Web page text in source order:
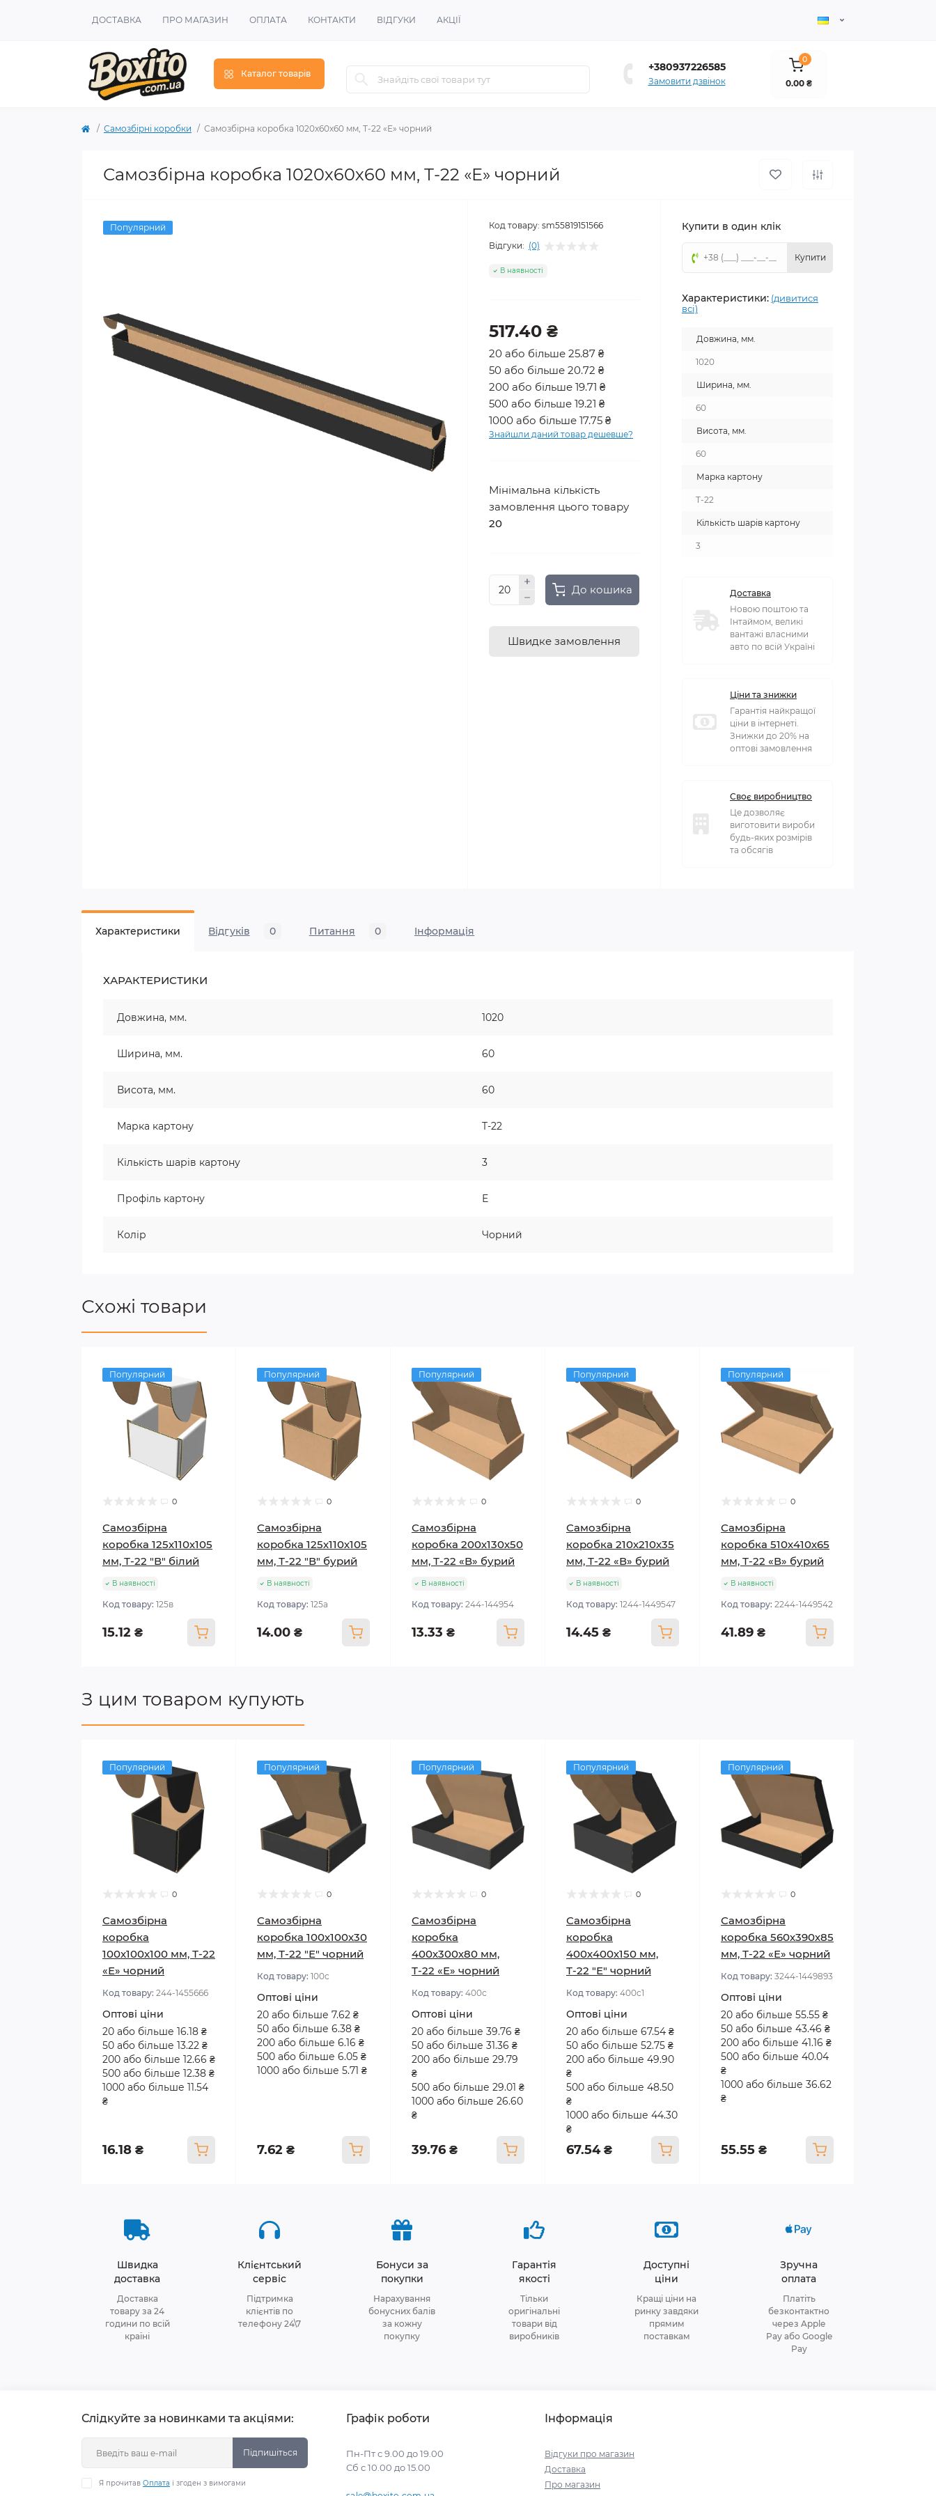
ДОСТАВКА ПРО МАГАЗИН ОПЛАТА КОНТАКТИ ВІДГУКИ АКЦІЇ
Каталог товарів
+380937226585
Замовити дзвінок
0
0.00 ₴
Самозбірні коробки Самозбірна коробка 1020х60х60 мм, Т-22 «Е» чорний
Самозбірна коробка 1020х60х60 мм, Т-22 «Е» чорний
Популярний Код товару: sm55819151566
Відгуки: (0)
В наявності
517.40 ₴
20 або більше 25.87 ₴
50 або більше 20.72 ₴
200 або більше 19.71 ₴
500 або більше 19.21 ₴
1000 або більше 17.75 ₴
Знайшли даний товар дешевше?
Мінімальна кількість
замовлення цього товару
20
До кошика
Швидке замовлення
Купити в один клік
Купити
Характеристики: (дивитися
всі)
Довжина, мм.
1020
Ширина, мм.
60
Висота, мм.
60
Марка картону
T-22
Кількість шарів картону
3
Доставка
Новою поштою та
Інтаймом, великі
вантажі власними
авто по всій Україні
Ціни та знижки
Гарантія найкращої
ціни в інтернеті.
Знижки до 20% на
оптові замовлення
Своє виробництво
Це дозволяє
виготовити вироби
будь-яких розмірів
та обсягів
Характеристики Відгуків 0 Питання 0 Iнформація
ХАРАКТЕРИСТИКИ
Довжина, мм. 1020
Ширина, мм. 60
Висота, мм. 60
Марка картону T-22
Кількість шарів картону 3
Профіль картону Е
Колір Чорний
Схожі товари
Популярний
0
Самозбірна
коробка 125х110х105
мм, Т-22 "В" білий
В наявності
Код товару: 125в
15.12 ₴
Популярний
0
Самозбірна
коробка 125х110х105
мм, Т-22 "В" бурий
В наявності
Код товару: 125а
14.00 ₴
Популярний
0
Самозбірна
коробка 200х130х50
мм, Т-22 «В» бурий
В наявності
Код товару: 244-144954
13.33 ₴
Популярний
0
Самозбірна
коробка 210х210х35
мм, Т-22 «В» бурий
В наявності
Код товару: 1244-1449547
14.45 ₴
Популярний
0
Самозбірна
коробка 510х410х65
мм, Т-22 «В» бурий
В наявності
Код товару: 2244-1449542
41.89 ₴
З цим товаром купують
Популярний
0
Самозбірна
коробка
100x100x100 мм, Т-22
«Е» чорний
Код товару: 244-1455666
Оптові ціни
20 або більше 16.18 ₴
50 або більше 13.22 ₴
200 або більше 12.66 ₴
500 або більше 12.38 ₴
1000 або більше 11.54
₴
16.18 ₴
Популярний
0
Самозбірна
коробка 100х100х30
мм, Т-22 "Е" чорний
Код товару: 100с
Оптові ціни
20 або більше 7.62 ₴
50 або більше 6.38 ₴
200 або більше 6.16 ₴
500 або більше 6.05 ₴
1000 або більше 5.71 ₴
7.62 ₴
Популярний
0
Самозбірна
коробка
400х300х80 мм,
Т-22 «Е» чорний
Код товару: 400с
Оптові ціни
20 або більше 39.76 ₴
50 або більше 31.36 ₴
200 або більше 29.79
₴
500 або більше 29.01 ₴
1000 або більше 26.60
₴
39.76 ₴
Популярний
0
Самозбірна
коробка
400х400х150 мм,
Т-22 "Е" чорний
Код товару: 400с1
Оптові ціни
20 або більше 67.54 ₴
50 або більше 52.75 ₴
200 або більше 49.90
₴
500 або більше 48.50
₴
1000 або більше 44.30
₴
67.54 ₴
Популярний
0
Самозбірна
коробка 560х390х85
мм, Т-22 «Е» чорний
Код товару: 3244-1449893
Оптові ціни
20 або більше 55.55 ₴
50 або більше 43.46 ₴
200 або більше 41.16 ₴
500 або більше 40.04
₴
1000 або більше 36.62
₴
55.55 ₴
Швидка
доставка
Доставка
товару за 24
години по всій
країні
Клієнтський
сервіс
Підтримка
клієнтів по
телефону 24\7
Бонуси за
покупки
Нарахування
бонусних балів
за кожну
покупку
Гарантія
якості
Тільки
оригінальні
товари від
виробників
Доступні
ціни
Кращі ціни на
ринку завдяки
прямим
поставкам
Зручна
оплата
Платіть
безконтактно
через Apple
Pay або Google
Pay
Слідкуйте за новинками та акціями:
Підпишіться
Я прочитав Оплата і згоден з вимогами
Графік роботи
Пн-Пт с 9.00 до 19.00
Сб с 10.00 до 15.00
Інформація
Відгуки про магазин
Доставка
Про магазин